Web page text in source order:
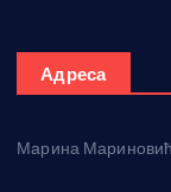
Адреса
Марина